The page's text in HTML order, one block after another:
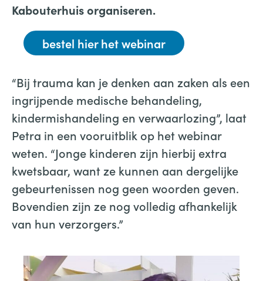
Kabouterhuis organiseren.
bestel hier het webinar
“Bij trauma kan je denken aan zaken als een
ingrijpende medische behandeling,
kindermishandeling en verwaarlozing”, laat
Petra in een vooruitblik op het webinar
weten. “Jonge kinderen zijn hierbij extra
kwetsbaar, want ze kunnen aan dergelijke
gebeurtenissen nog geen woorden geven.
Bovendien zijn ze nog volledig afhankelijk
van hun verzorgers.”